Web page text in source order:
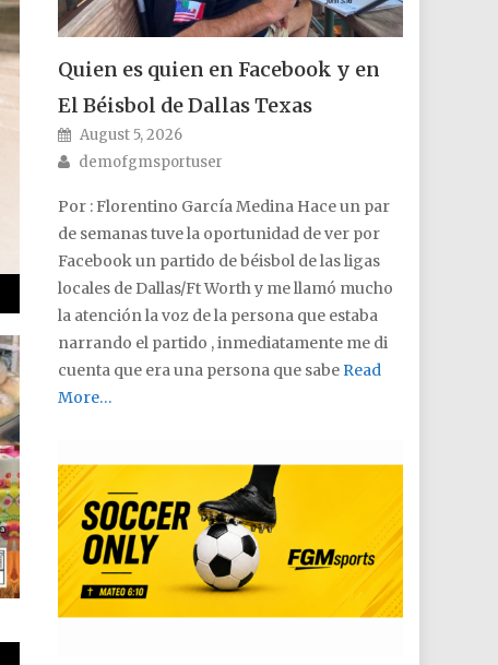
Quien es quien en Facebook y en
El Béisbol de Dallas Texas
Posted on
August 5, 2026
Author
demofgmsportuser
Por : Florentino García Medina Hace un par
de semanas tuve la oportunidad de ver por
Facebook un partido de béisbol de las ligas
locales de Dallas/Ft Worth y me llamó mucho
la atención la voz de la persona que estaba
narrando el partido , inmediatamente me di
cuenta que era una persona que sabe Read
More…